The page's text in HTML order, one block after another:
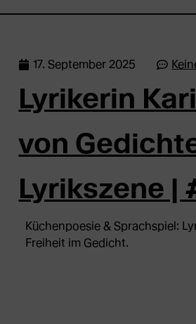
Lyrikerin
von
Lyrikszene |
Küchenpoesie & Sprachspiel:
Freiheit im Gedicht.
17. September 2025